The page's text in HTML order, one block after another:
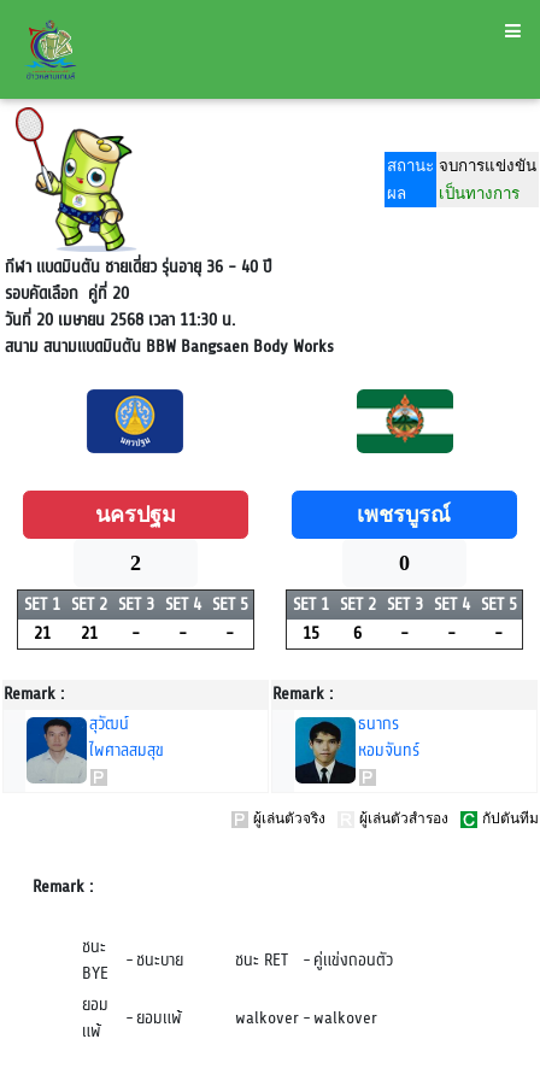
สถานะ จบการแข่งขัน
ผล
เป็นทางการ
กีฬา แบดมินตัน ชายเดี่ยว รุ่นอายุ 36 - 40 ปี
รอบคัดเลือกคู่ที่ 20
วันที่ 20 เมษายน 2568 เวลา 11:30 น.
สนามสนามแบดมินตัน BBW Bangsaen Body Works
นครปฐม
2
SET 1 SET 2 SET 3 SET 4 SET 5
21
21 - - -
Remark :
สุวัฒน์
ไพศาลสมสุข
เพชรบูรณ์
0
SET 1 SET 2 SET 3 SET 4 SET 5
15
6 - - -
Remark :
ธนากร
หอมจันทร์
ผู้เล่นตัวจริง ผู้เล่นตัวสำรอง กัปตันทีม
Remark :
ชนะ
BYE
-ชนะบาย ชนะ RET -คู่แข่งถอนตัว
ยอม
แพ้
-ยอมแพ้ walkover-walkover